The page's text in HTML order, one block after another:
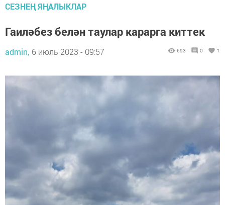
СЕЗНЕҢ ЯҢАЛЫКЛАР
Гаиләбез белән таулар карарга киттек
admin, 6 июль 2023 - 09:57 693 0 1